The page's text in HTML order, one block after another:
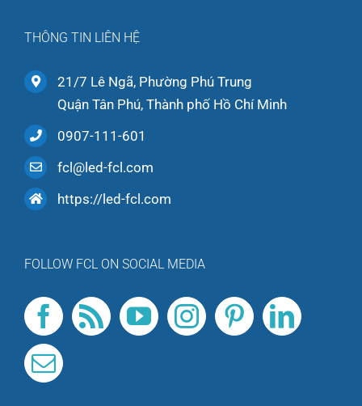
THÔNG TIN LIÊN HỆ
21/7 Lê Ngã, Phường Phú Trung
Quận Tân Phú, Thành phố Hồ Chí Minh
0907-111-601
fcl@led-fcl.com
https://led-fcl.com
FOLLOW FCL ON SOCIAL MEDIA